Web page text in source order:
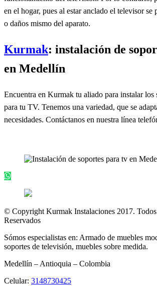
en el hogar, pues al estar anclado el televisor se
o daños mismo del aparato.
Kurmak: instalación de
en Medellín
Encuentra en Kurmak tu aliado para instalar los
para tu TV. Tenemos una variedad, que se
necesidades. Contáctanos en nuestra línea
© Copyright Kurmak Instalaciones 2017.
Reservados
Sómos especialistas en: Armado de muebles
soportes de televisión, muebles sobre medida.
Medellín – Antioquia – Colombia
Celular: 3148730425